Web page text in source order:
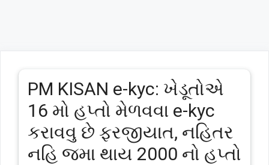
PM KISAN e-kyc: ખેડૂતોએ
16 મો હપ્તો મેળવવા e-kyc
કરાવવુ છે ફરજીયાત, નહિતર
નહિ જમા થાય 2000 નો હપ્તો